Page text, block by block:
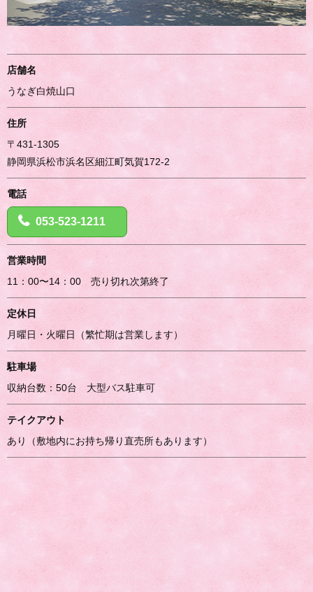
店舗名
うなぎ白焼山口
住所
〒431-1305
静岡県浜松市浜名区細江町気賀172-2
電話
053-523-1211
営業時間
11：00〜14：00 売り切れ次第終了
定休日
月曜日・火曜日（繁忙期は営業します）
駐車場
収納台数：50台 大型バス駐車可
テイクアウト
あり（敷地内にお持ち帰り直売所もあります）